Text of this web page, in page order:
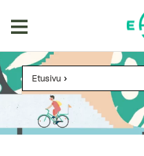
Etusivu >